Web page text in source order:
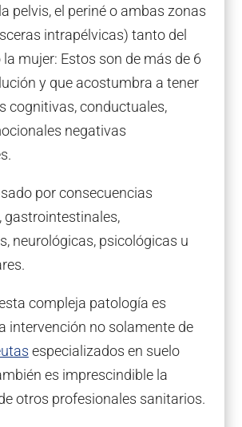
pelvis, el periné o ambas zonas
intrapélvicas) tanto del
mujer: Estos son de más de 6
y que acostumbra a tener
cognitivas, conductuales,
negativas
por consecuencias
gastrointestinales,
neurológicas, psicológicas u
compleja patología es
intervención no solamente de
especializados en suelo
es imprescindible la
otros profesionales sanitarios.